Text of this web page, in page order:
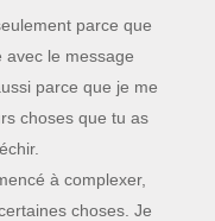
parce que
avec le message
parce que je me
choses que tu as
à complexer,
choses. Je